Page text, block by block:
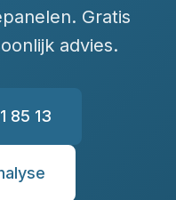
Gratis
advies.
85 13